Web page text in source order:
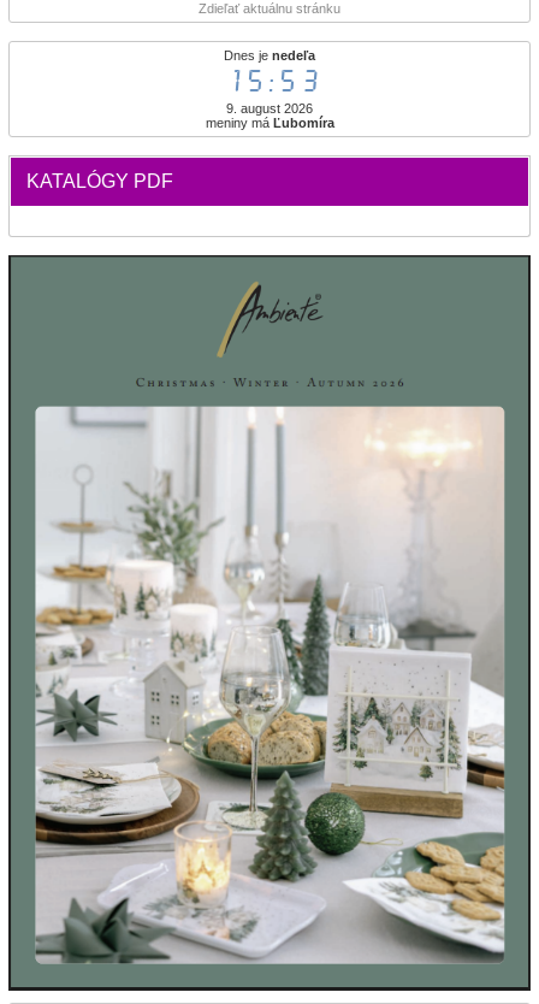
Zdieľať aktuálnu stránku
Dnes je nedeľa
15:53
9. august 2026
meniny má Ľubomíra
KATALÓGY PDF